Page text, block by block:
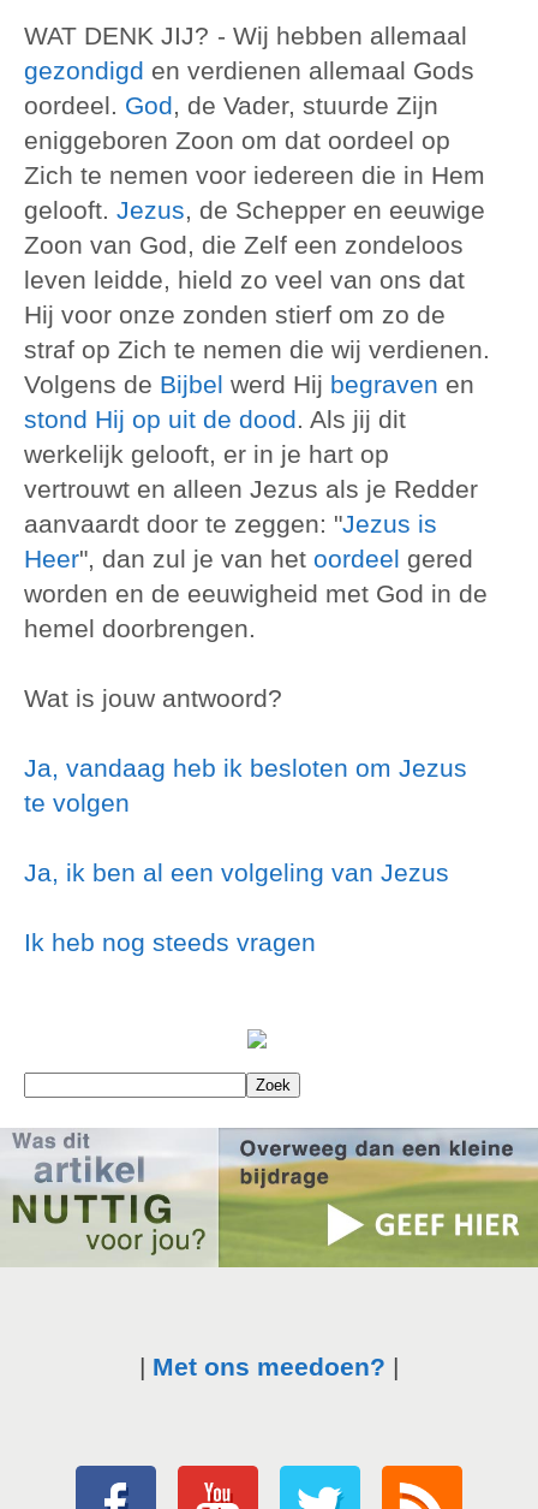
WAT DENK JIJ? - Wij hebben allemaal
gezondigd en verdienen allemaal Gods
oordeel. God, de Vader, stuurde Zijn
eniggeboren Zoon om dat oordeel op
Zich te nemen voor iedereen die in Hem
gelooft. Jezus, de Schepper en eeuwige
Zoon van God, die Zelf een zondeloos
leven leidde, hield zo veel van ons dat
Hij voor onze zonden stierf om zo de
straf op Zich te nemen die wij verdienen.
Volgens de Bijbel werd Hij begraven en
stond Hij op uit de dood. Als jij dit
werkelijk gelooft, er in je hart op
vertrouwt en alleen Jezus als je Redder
aanvaardt door te zeggen: "Jezus is
Heer", dan zul je van het oordeel gered
worden en de eeuwigheid met God in de
hemel doorbrengen.
Wat is jouw antwoord?
Ja, vandaag heb ik besloten om Jezus
te volgen
Ja, ik ben al een volgeling van Jezus
Ik heb nog steeds vragen
| Met ons meedoen? |